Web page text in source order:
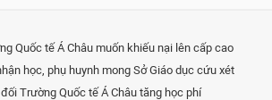
Quốc tế Á Châu muốn khiếu nại lên cấp cao
học, phụ huynh mong Sở Giáo dục cứu xét
Trường Quốc tế Á Châu tăng học phí